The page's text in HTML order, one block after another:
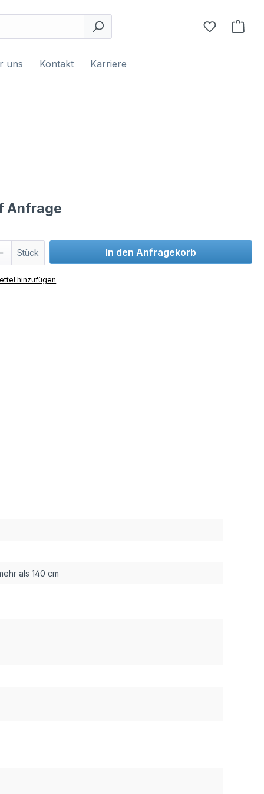
uns Kontakt Karriere
Anfrage
Stück In den Anfragekorb
hinzufügen
als 140 cm